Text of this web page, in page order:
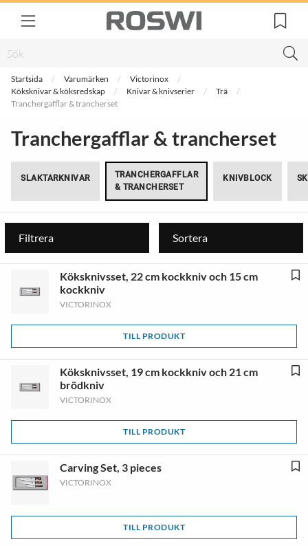
Startsida Varumärken
Victorinox
Köksknivar & köksredskap
Knivar & knivserier
Trä
Tranchergafflar & trancherset
Tranchergafflar & trancherset
SLAKTARKNIVAR
TRANCHERGAFFLAR
& TRANCHERSET
KNIVBLOCK
Filtrera Sortera
Köksknivsset, 22 cm kockkniv och 15 cm
kockkniv
VICTORINOX
TILL PRODUKT
Köksknivsset, 19 cm kockkniv och 21 cm
brödkniv
VICTORINOX
TILL PRODUKT
Carving Set, 3 pieces
VICTORINOX
TILL PRODUKT